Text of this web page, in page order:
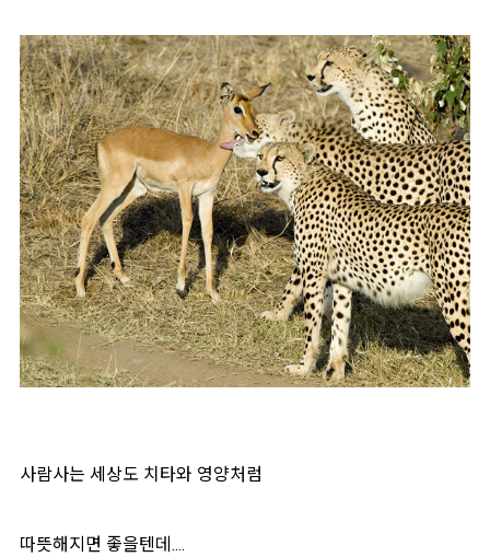
사람사는 세상도 치타와 영양처럼
따뜻해지면 좋을텐데....